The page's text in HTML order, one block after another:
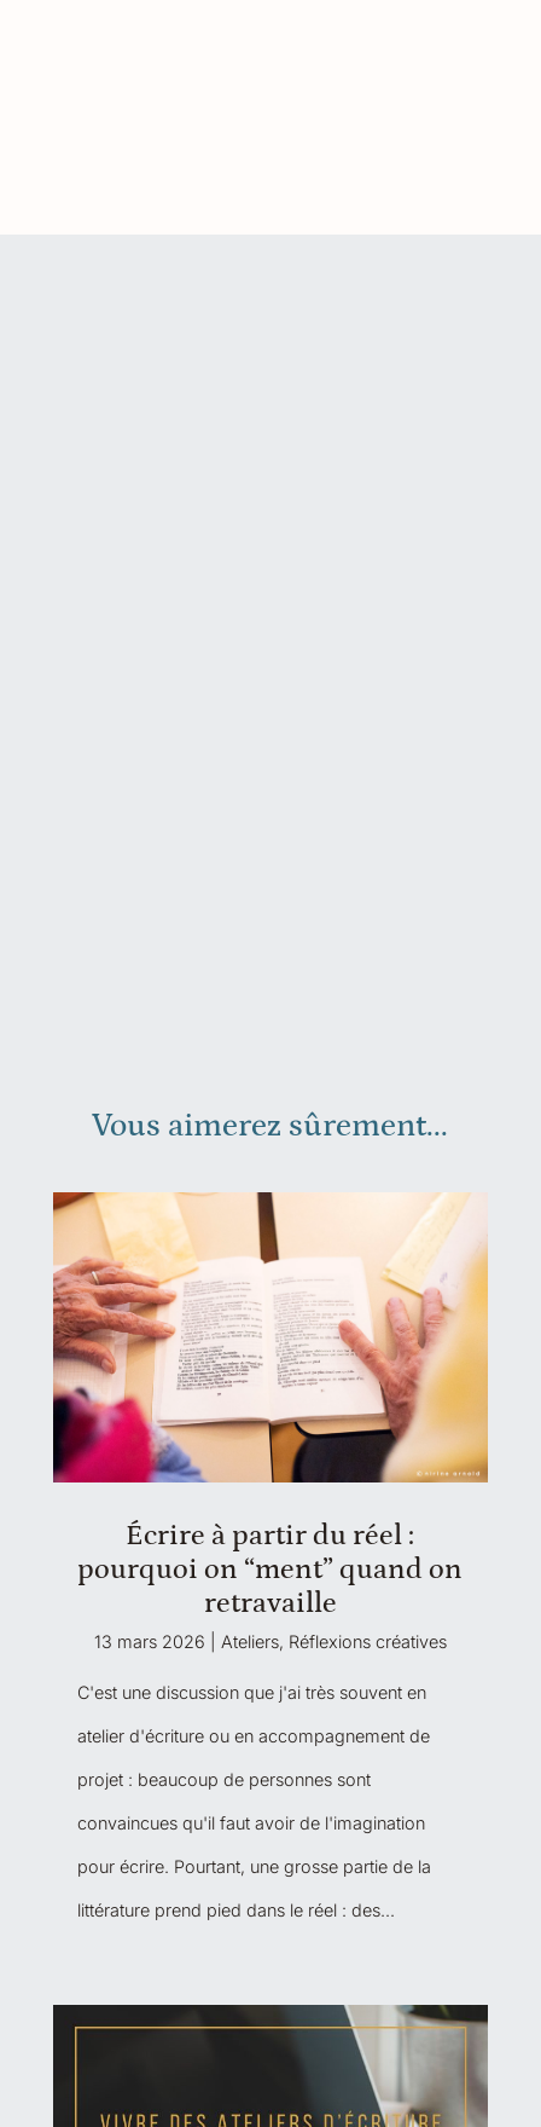
Vous aimerez sûrement...
Écrire à partir du réel :
pourquoi on “ment” quand on
retravaille
13 mars 2026 Ateliers, Réflexions créatives
C'est une discussion que j'ai très souvent en
atelier d'écriture ou en accompagnement de
projet : beaucoup de personnes sont
convaincues qu'il faut avoir de l'imagination
pour écrire. Pourtant, une grosse partie de la
littérature prend pied dans le réel : des...